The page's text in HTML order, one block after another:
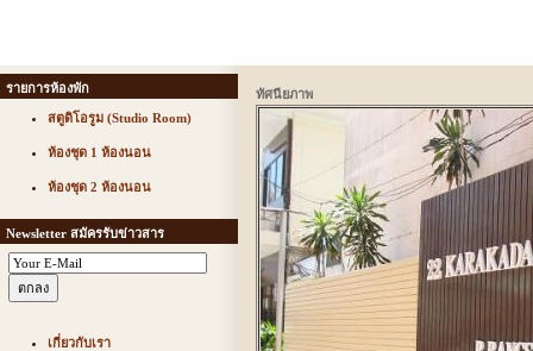
รายการห้องพัก
สตูดิโอรูม (Studio Room)
ห้องชุด 1 ห้องนอน
ห้องชุด 2 ห้องนอน
Newsletter สมัครรับข่าวสาร
เกี่ยวกับเรา
ทัศนียภาพ